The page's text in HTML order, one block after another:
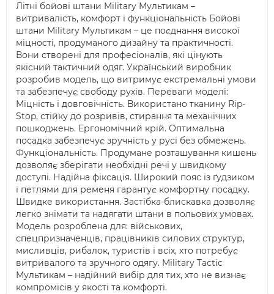
Літні бойові штани Military Мультикам –
витривалість, комфорт і функціональність Бойові
штани Military Мультикам – це поєднання високої
міцності, продуманого дизайну та практичності.
Вони створені для професіоналів, які цінують
якісний тактичний одяг. Український виробник
розробив модель, що витримує екстремальні умови
та забезпечує свободу рухів. Переваги моделі:
Міцність і довговічність. Використано тканину Rip-
Stop, стійку до розривів, стирання та механічних
пошкоджень. Ергономічний крій. Оптимальна
посадка забезпечує зручність у русі без обмежень.
Функціональність. Продумане розташування кишень
дозволяє зберігати необхідні речі у швидкому
доступі. Надійна фіксація. Широкий пояс із ґудзиком
і петлями для ременя гарантує комфортну посадку.
Швидке використання. Застібка-блискавка дозволяє
легко знімати та надягати штани в польових умовах.
Модель розроблена для: військових,
спецпризначенців, працівників силових структур,
мисливців, рибалок, туристів і всіх, хто потребує
витривалого та зручного одягу. Military Tactic
Мультикам – надійний вибір для тих, хто не визнає
компромісів у якості та комфорті.